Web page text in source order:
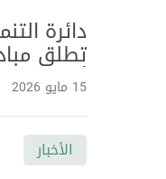
دائرة
تطلق
أصحاب
الأعمال
عجمان
15 مايو 2026
الأخبار